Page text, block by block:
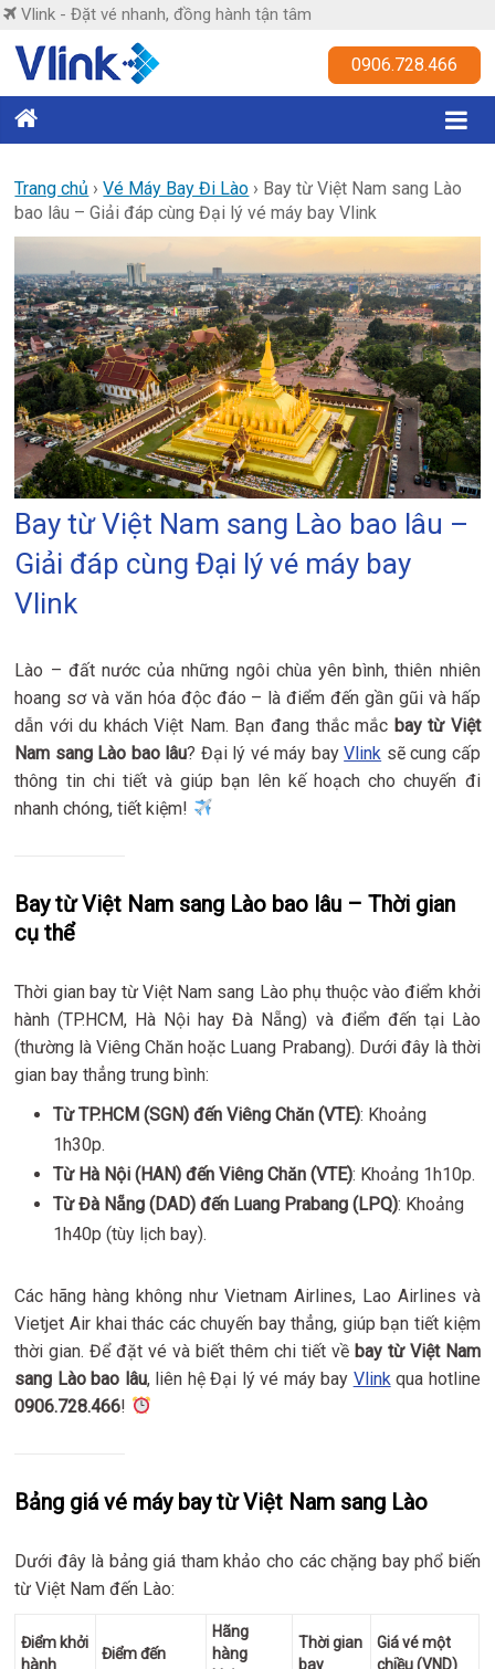
Skip
content
Vlink - Đặt vé nhanh, đồng hành tận tâm
Vlink
nhanh,
đồng
hành
tâm
0906.728.466
Trang chủ ›Vé Máy Bay Đi Lào › Bay từ Việt Nam sang Lào
bao lâu – Giải đáp cùng Đại lý vé máy bay Vlink
Bay từ Việt Nam sang Lào bao lâu –
Giải đáp cùng Đại lý vé máy bay
Vlink
Lào – đất nước của những ngôi chùa yên bình, thiên nhiên
hoang sơ và văn hóa độc đáo – là điểm đến gần gũi và hấp
dẫn với du khách Việt Nam. Bạn đang thắc mắc bay từ Việt
Nam sang Lào bao lâu? Đại lý vé máy bayVlink sẽ cung cấp
thông tin chi tiết và giúp bạn lên kế hoạch cho chuyến đi
nhanh chóng, tiết kiệm!
Bay từ Việt Nam sang Lào bao lâu – Thời gian
cụ thể
Thời gian bay từ Việt Nam sang Lào phụ thuộc vào điểm khởi
hành (TP.HCM, Hà Nội hay Đà Nẵng) và điểm đến tại Lào
(thường là Viêng Chăn hoặc Luang Prabang). Dưới đây là thời
gian bay thẳng trung bình:
Từ TP.HCM (SGN) đến Viêng Chăn (VTE): Khoảng
1h30p.
Từ Hà Nội (HAN) đến Viêng Chăn (VTE): Khoảng 1h10p.
Từ Đà Nẵng (DAD) đến Luang Prabang (LPQ): Khoảng
1h40p (tùy lịch bay).
Các hãng hàng không như Vietnam Airlines, Lao Airlines và
Vietjet Air khai thác các chuyến bay thẳng, giúp bạn tiết kiệm
thời gian. Để đặt vé và biết thêm chi tiết về bay từ Việt Nam
sang Lào bao lâu, liên hệ Đại lý vé máy bay Vlinkqua hotline
0906.728.466!
Bảng giá vé máy bay từ Việt Nam sang Lào
Dưới đây là bảng giá tham khảo cho các chặng bay phổ biến
từ Việt Nam đến Lào:
Điểm khởi
hành
Điểm đến
Hãng
hàng
Thời gian
bay
Giá vé một
chiều (VND)